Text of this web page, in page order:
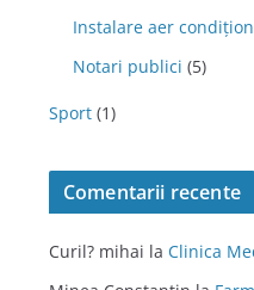
Instalare aer
Notari publici (5)
Sport (1)
Comentarii recente
Curil? mihai la Clinica